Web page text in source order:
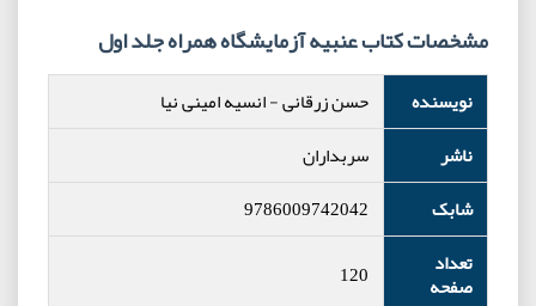
مشخصات کتاب عنبیه آزمایشگاه همراه جلد اول
نویسنده حسن زرقانی-انسیه امینی نیا
ناشر
سربداران
شابک
9786009742042
تعداد
صفحه
120